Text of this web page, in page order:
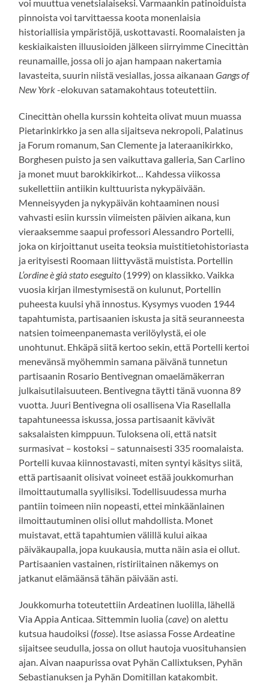
voi muuttua venetsialaiseksi. Varmaankin patinoiduista
pinnoista voi tarvittaessa koota monenlaisia
historiallisia ympäristöjä, uskottavasti. Roomalaisten ja
keskiaikaisten illuusioiden jälkeen siirryimme Cinecittàn
reunamaille, jossa oli jo ajan hampaan nakertamia
lavasteita, suurin niistä vesiallas, jossa aikanaanGangs of
New York-elokuvan satamakohtaus toteutettiin.
Cinecittàn ohella kurssin kohteita olivat muun muassa
Pietarinkirkko ja sen alla sijaitseva nekropoli, Palatinus
ja Forum romanum, San Clemente ja lateraanikirkko,
Borghesen puisto ja sen vaikuttava galleria, San Carlino
ja monet muut barokkikirkot… Kahdessa viikossa
sukellettiin antiikin kulttuurista nykypäivään.
Menneisyyden ja nykypäivän kohtaaminen nousi
vahvasti esiin kurssin viimeisten päivien aikana, kun
vieraaksemme saapui professori Alessandro Portelli,
joka on kirjoittanut useita teoksia muistitietohistoriasta
ja erityisesti Roomaan liittyvästä muistista. Portellin
L’ordine è già stato eseguito (1999) on klassikko. Vaikka
vuosia kirjan ilmestymisestä on kulunut, Portellin
puheesta kuulsi yhä innostus. Kysymys vuoden 1944
tapahtumista, partisaanien iskusta ja sitä seuranneesta
natsien toimeenpanemasta verilöylystä, ei ole
unohtunut. Ehkäpä siitä kertoo sekin, että Portelli kertoi
menevänsä myöhemmin samana päivänä tunnetun
partisaanin Rosario Bentivegnan omaelämäkerran
julkaisutilaisuuteen. Bentivegna täytti tänä vuonna 89
vuotta. Juuri Bentivegna oli osallisena Via Rasellalla
tapahtuneessa iskussa, jossa partisaanit kävivät
saksalaisten kimppuun. Tuloksena oli, että natsit
surmasivat – kostoksi – satunnaisesti 335 roomalaista.
Portelli kuvaa kiinnostavasti, miten syntyi käsitys siitä,
että partisaanit olisivat voineet estää joukkomurhan
ilmoittautumalla syyllisiksi. Todellisuudessa murha
pantiin toimeen niin nopeasti, ettei minkäänlainen
ilmoittautuminen olisi ollut mahdollista. Monet
muistavat, että tapahtumien välillä kului aikaa
päiväkaupalla, jopa kuukausia, mutta näin asia ei ollut.
Partisaanien vastainen, ristiriitainen näkemys on
jatkanut elämäänsä tähän päivään asti.
Joukkomurha toteutettiin Ardeatinen luolilla, lähellä
Via Appia Anticaa. Sittemmin luolia (cave) on alettu
kutsua haudoiksi (fosse). Itse asiassa Fosse Ardeatine
sijaitsee seudulla, jossa on ollut hautoja vuosituhansien
ajan. Aivan naapurissa ovat Pyhän Callixtuksen, Pyhän
Sebastianuksen ja Pyhän Domitillan katakombit.